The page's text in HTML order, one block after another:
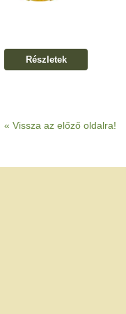
Részletek
« Vissza az előző oldalra!